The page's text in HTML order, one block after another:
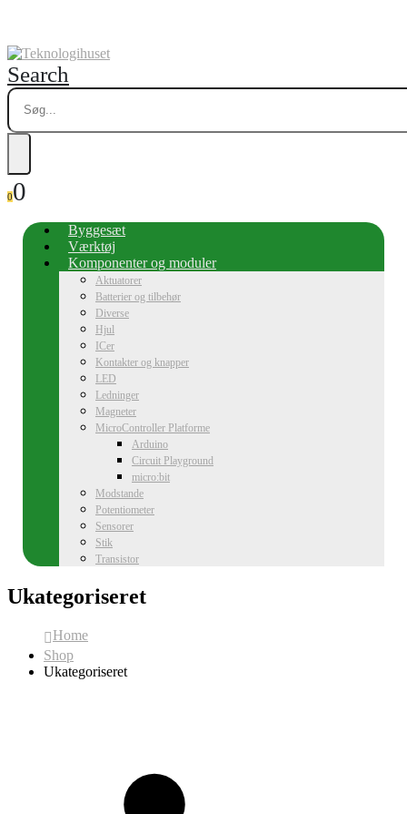
Search
00
Byggesæt
Værktøj
Komponenter og moduler
Aktuatorer
Batterier og tilbehør
Diverse
Hjul
ICer
Kontakter og knapper
LED
Ledninger
Magneter
MicroController Platforme
Arduino
Circuit Playground
micro:bit
Modstande
Potentiometer
Sensorer
Stik
Transistor
Ukategoriseret
Home
Shop
Ukategoriseret